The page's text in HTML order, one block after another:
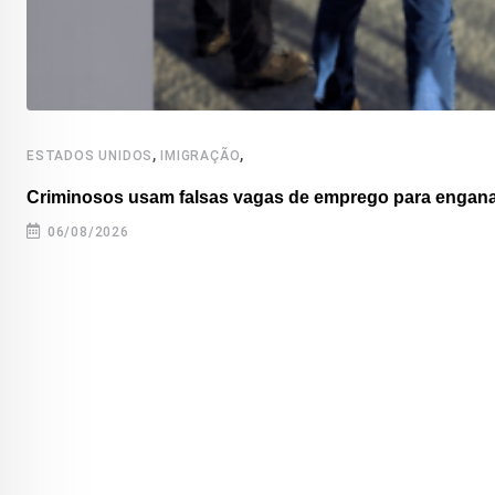
ESTADOS UNIDOS ,IMIGRAÇÃO,
Criminosos usam falsas vagas de emprego para
06/08/2026